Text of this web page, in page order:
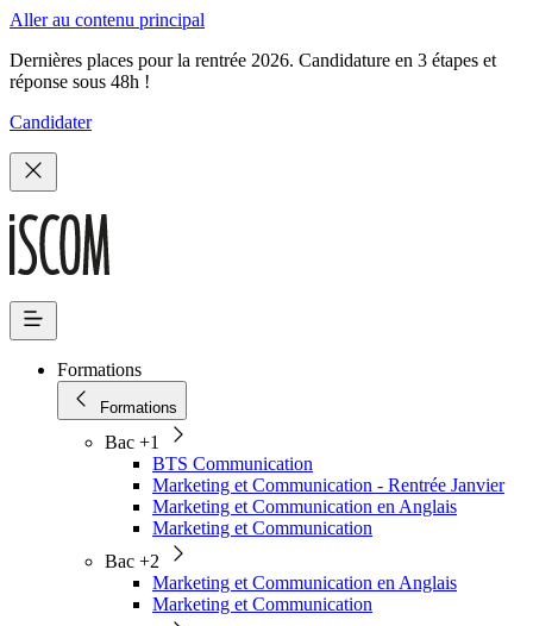
Aller au contenu principal
Dernières places pour la rentrée 2026. Candidature en 3 étapes et
réponse sous 48h !
Candidater
Formations
Formations
Bac +1
BTS Communication
Marketing et Communication - Rentrée Janvier
Marketing et Communication en Anglais
Marketing et Communication
Bac +2
Marketing et Communication en Anglais
Marketing et Communication